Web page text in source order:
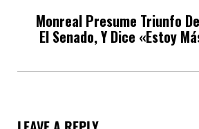
Monreal Presume Triunfo
El Senado, Y Dice «estoy